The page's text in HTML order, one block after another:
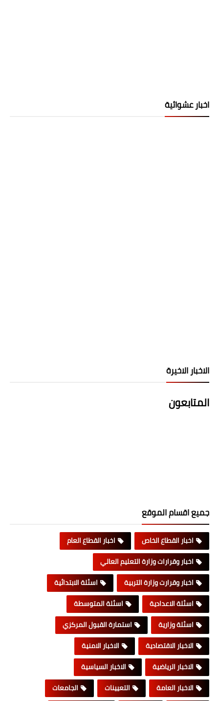
اخبار عشوائية
الاخبار الاخيرة
المتابعون
جميع اقسام الموقع
اخبار القطاع الخاص
اخبار القطاع العام
اخبار وقرارات وزارة التعليم العالي
اخبار وقرارت وزارة التربية
اسئلة الابتدائية
اسئلة الاعدادية
اسئلة المتوسطة
اسئلة وزارية
استمارة القبول المركزي
الاخبار الاقتصادية
الاخبار الامنية
الاخبار الرياضية
الاخبار السياسية
الاخبار العامة
التعيينات
الجامعات